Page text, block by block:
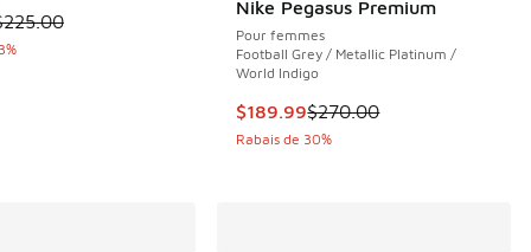
à $79.99
est en solde. Le prix est passé de $225.00 à $149.99
Nike Pegasus Premium
Pour femmes
Football Grey / Metallic Platinum /
World Indigo
Cet article est en solde. Le prix
$189.99$270.00
Rabais de 30%